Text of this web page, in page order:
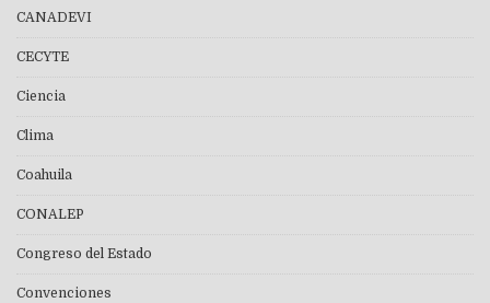
CANADEVI
CECYTE
Ciencia
Clima
Coahuila
CONALEP
Congreso del Estado
Convenciones